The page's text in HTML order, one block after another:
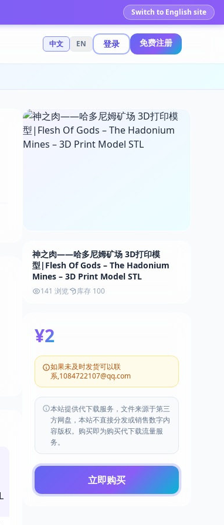
中文 EN 登录 免费注册
Switch to English site
神之肉——哈多尼姆矿场 3D打印模
型|Flesh Of Gods – The Hadonium
Mines – 3D Print Model STL
141 浏览 库存 100
¥2
如果未及时发货可以联
系,1084722107@qq.com
本站提供代下载服务，文件来源于第三
方网盘，本站不直接分发或销售数字内
容版权。购买即为购买代下载流量服
务。
立即购买